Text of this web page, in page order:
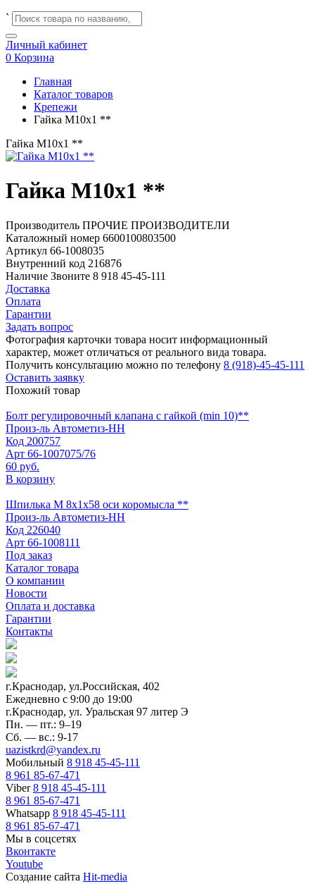
`
Личный кабинет
0 Корзина
Главная
Каталог товаров
Крепежи
Гайка М10х1 **
Гайка М10х1 **
Гайка М10х1 **
Производитель ПРОЧИЕ ПРОИЗВОДИТЕЛИ
Каталожный номер 6600100803500
Артикул 66-1008035
Внутренний код 216876
Наличие Звоните 8 918 45-45-111
Доставка
Оплата
Гарантии
Задать вопрос
Фотография карточки товара носит информационный
характер, может отличаться от реального вида товара.
Получить консультацию можно по телефону 8 (918)-45-45-111
Оставить заявку
Похожий товар
Болт регулировочный клапана с гайкой (min 10)**
Произ-ль Автометиз-НН
Код 200757
Арт 66-1007075/76
60 руб.
В корзину
Шпилька М 8х1х58 оси коромысла **
Произ-ль Автометиз-НН
Код 226040
Арт 66-1008111
Под заказ
Каталог товара
О компании
Новости
Оплата и доставка
Гарантии
Контакты
г.Краснодар, ул.Российская, 402
Ежедневно c 9:00 до 19:00
г.Краснодар, ул. Уральская 97 литер Э
Пн. — пт.: 9–19
Сб. — вс.: 9-17
uazistkrd@yandex.ru
Мобильный 8 918 45-45-111
8 961 85-67-471
Viber8 918 45-45-111
8 961 85-67-471
Whatsapp 8 918 45-45-111
8 961 85-67-471
Мы в соцсетях
Вконтакте
Youtube
Создание сайта Hit-media